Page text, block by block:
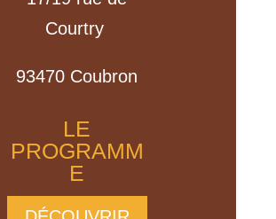
Courtry
93470 Coubron
LE
PROGRAMM
E